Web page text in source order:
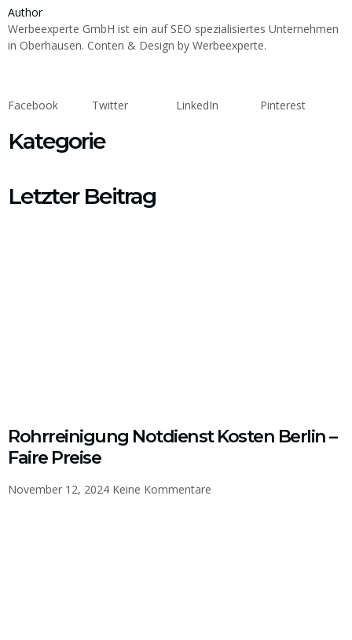
Author
Werbeexperte GmbH ist ein auf SEO spezialisiertes Unternehmen
in Oberhausen. Conten & Design by Werbeexperte.
Facebook Twitter LinkedIn Pinterest
Kategorie
Letzter Beitrag
Rohrreinigung Notdienst Kosten Berlin –
Faire Preise
November 12, 2024 Keine Kommentare